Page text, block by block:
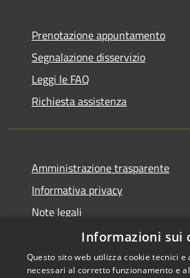
Prenotazione appuntamento
Segnalazione disservizio
Leggi le FAQ
Richiesta assistenza
Amministrazione trasparente
Informativa privacy
Note legali
Dichiarazione di accessibilità
Informazioni sui
Questo sito web utilizza cookie tecnici
necessari al corretto funzionamento e